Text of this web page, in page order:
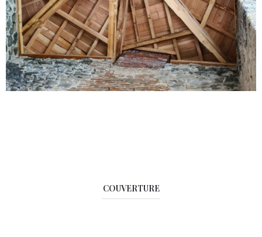
COUVERTURE